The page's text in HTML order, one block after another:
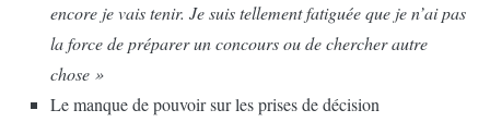
encore je vais tenir. Je suis tellement fatiguée que je n’ai pas
la force de préparer un concours ou de chercher autre
chose »
Le manque de pouvoir sur les prises de décision